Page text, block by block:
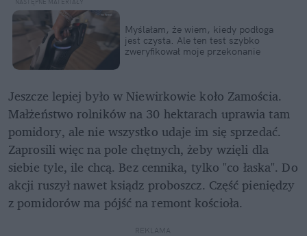
Myślałam, że wiem, kiedy podłoga
jest czysta. Ale ten test szybko
zweryfikował moje przekonanie
Jeszcze lepiej było w Niewirkowie koło Zamościa.
Małżeństwo rolników na 30 hektarach uprawia tam
pomidory, ale nie wszystko udaje im się sprzedać.
Zaprosili więc na pole chętnych, żeby wzięli dla
siebie tyle, ile chcą. Bez cennika, tylko "co łaska". Do
akcji ruszył nawet ksiądz proboszcz. Część pieniędzy
z pomidorów ma pójść na remont kościoła.
REKLAMA